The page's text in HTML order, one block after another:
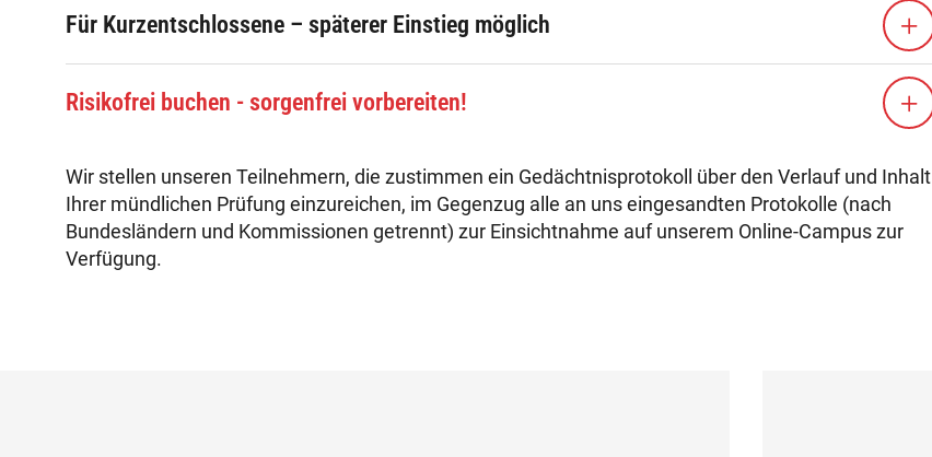
Für Kurzentschlossene – späterer Einstieg möglich
Risikofrei buchen - sorgenfrei vorbereiten!
Wir stellen unseren Teilnehmern, die zustimmen ein Gedächtnisprotokoll über den Verlauf und Inhalt
Ihrer mündlichen Prüfung einzureichen, im Gegenzug alle an uns eingesandten Protokolle (nach
Bundesländern und Kommissionen getrennt) zur Einsichtnahme auf unserem Online-Campus zur
Verfügung.